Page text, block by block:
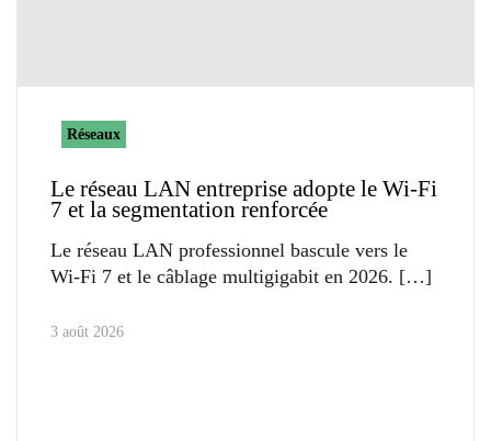
Réseaux
Le réseau LAN entreprise adopte le Wi-Fi
7 et la segmentation renforcée
Le réseau LAN professionnel bascule vers le
Wi-Fi 7 et le câblage multigigabit en 2026.
3 août 2026